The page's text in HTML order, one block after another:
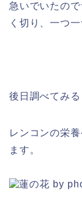
急いでいたの
く切り、一つ
後日調べてみ
レンコンの栄
ます。